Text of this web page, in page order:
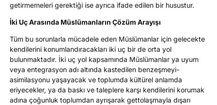
getirmemeleri gerektiği ise ayrıca ifade edilen bir husustur.
İki Uç Arasında Müslümanların Çözüm Arayışı
Tüm bu sorunlarla mücadele eden Müslümanlar için gelecekte
kendilerini konumlandıracakları iki uç bir de orta yol
bulunmaktadır. İki uç yol kapsamında Müslümanlar ya uyum
veya entegrasyon adı altında kastedilen benzeşmeyi-
asimilasyonu yaşayacak ve toplumda kültürel anlamda
eriyecekler, ya da baskı ve taleplere karşı kendilerini korumak
adına çoğunluk toplumdan ayrışarak gettolaşmayla dışarı